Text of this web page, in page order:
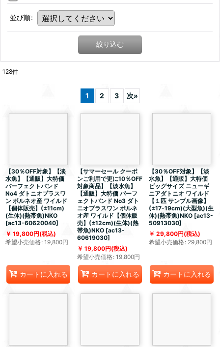
並び順:
絞り込む
128件
1 2 3 次»
【30％OFF対象】【淡
水魚】【通販】大特価
パーフェクトバンド
No4 ダトニオプラスワ
ン ボルネオ産 ワイルド
【個体販売】(±11cm)
(生体)(熱帯魚)NKO
[ac13-60620040]
19,800円(税込)
希望小売価格: 19,800円
カートに入れる
【サマーセール クーポ
ンご利用で更に10％OFF
対象商品】【淡水魚】
【通販】大特価 パーフ
ェクトバンド No3 ダト
ニオプラスワン ボルネ
オ産 ワイルド【個体販
売】(±12cm)(生体)(熱
帯魚)NKO [ac13-
60619030]
19,800円(税込)
希望小売価格: 19,800円
カートに入れる
【30％OFF対象】【淡
水魚】【通販】大特価
ビッグサイズ ニューギ
ニアダトニオ ワイルド
【１匹 サンプル画像】
(±17-19cm)(大型魚)(生
体)(熱帯魚)NKO [ac13-
50913030]
29,800円(税込)
希望小売価格: 29,800円
カートに入れる